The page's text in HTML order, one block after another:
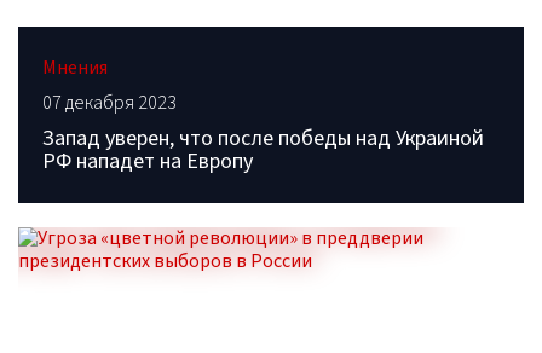
Мнения
07 декабря 2023
Запад уверен, что после победы над Украиной
РФ нападет на Европу